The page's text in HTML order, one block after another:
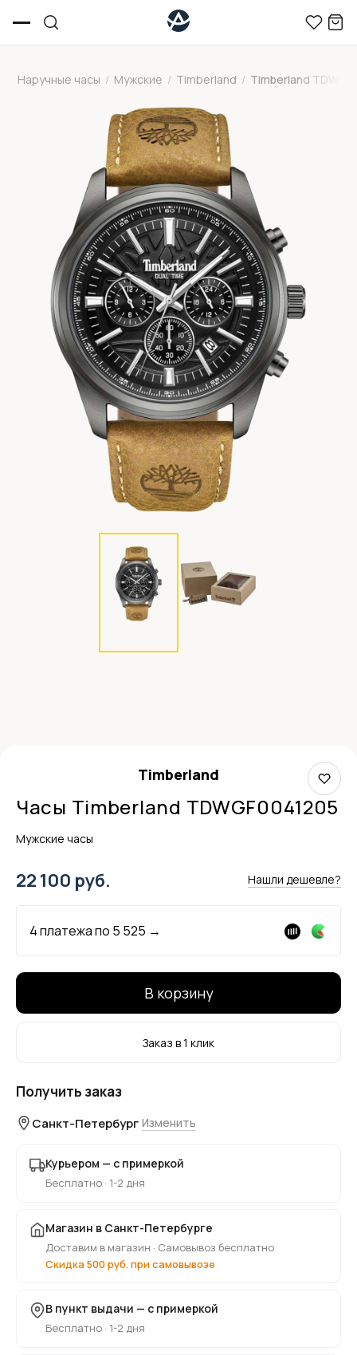
Наручные часы / Мужские / Timberland / Timberland
Timberland
Часы Timberland TDWGF0041205
Мужские часы
22 100 руб. Нашли дешевле?
4 платежа по 5 525 →
В корзину
Заказ в 1 клик
Получить заказ
Санкт-Петербург Изменить
Курьером — с примеркой
Бесплатно · 1-2 дня
Магазин в Санкт-Петербурге
Доставим в магазин · Самовывоз бесплатно
Скидка 500 руб. при самовывозе
В пункт выдачи — с примеркой
Бесплатно · 1-2 дня